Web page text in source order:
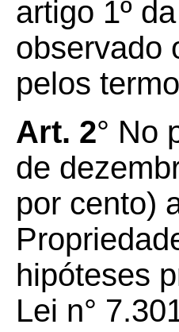
artigo 1º
observado
pelos
Art. 2° No
de
por cento)
hipóteses
Lei n°